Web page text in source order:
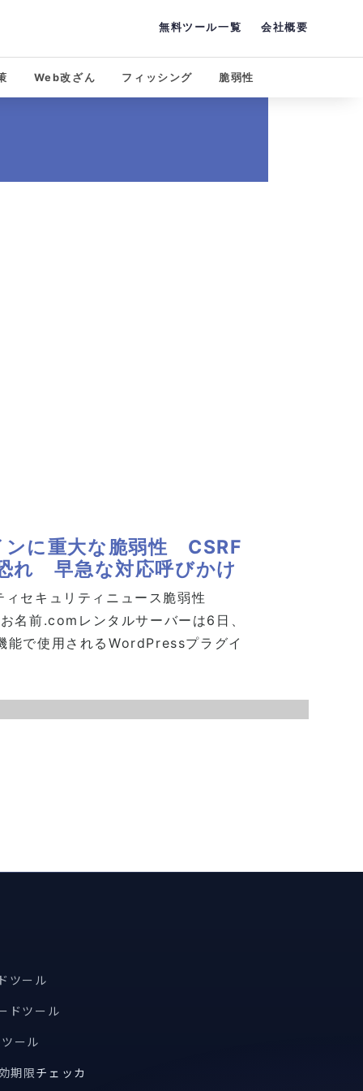
無料ツール一覧 会社概要
Web改ざん フィッシング 脆弱性
に重大な脆弱性 CSRF
れ 早急な対応呼びかけ
セキュリティニュース 脆弱性
名前.comレンタルサーバーは6日、
能で使用されるWordPressプラグイ
ツール
ドツール
ール
期限チェッカ